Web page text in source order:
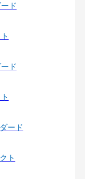
ド
ド
ード
ト